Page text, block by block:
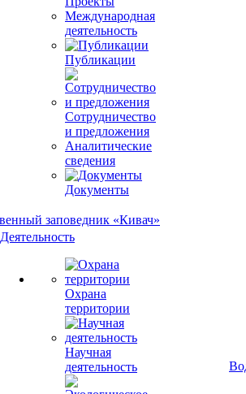
Международная
деятельность
Публикации
Сотрудничество
и предложения
Аналитические
сведения
Документы
Деятельность
Охрана
территории
Научная
деятельность